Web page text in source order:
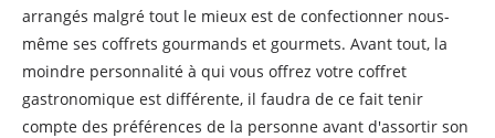
arrangés malgré tout le mieux est de confectionner nous-
même ses coffrets gourmands et gourmets. Avant tout, la
moindre personnalité à qui vous offrez votre coffret
gastronomique est différente, il faudra de ce fait tenir
compte des préférences de la personne avant d'assortir son